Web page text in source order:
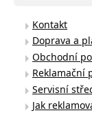
Kontakt
Doprava a
Obchodní
Reklamační
Servisní
Jak